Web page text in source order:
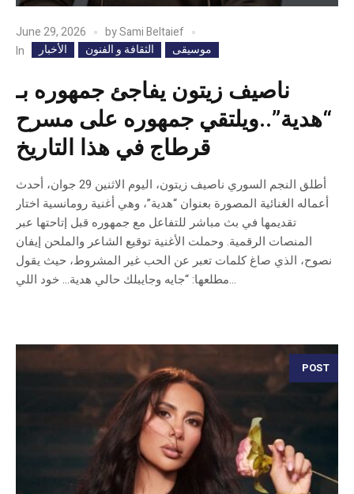
June 29, 2026 bySami Beltaief
In
الأخبار الثقافة و الفنون موسيقى
ناصيف زيتون يفاجئ جمهوره بـ
“هدية”..ويلتقي جمهوره على مسرح
قرطاج في هذا التاريخ
أطلق النجم السوري ناصيف زيتون، اليوم الاثنين 29 جوان، أحدث
أعماله الغنائية المصورة بعنوان “هدية”، وهي أغنية رومانسية اختار
تقديمها في بث مباشر للتفاعل مع جمهوره قبل إتاحتها عبر
المنصات الرقمية. وحملت الأغنية توقيع الشاعر والملحن إيفان
نصوح، الذي صاغ كلمات تعبر عن الحب غير المشروط، حيث يقول
مطلعها: “جايه وجايبلك حالي هدية… خود اللي...
POST